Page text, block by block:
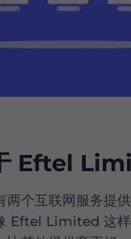
Eftel
两个互联网服务提
Eftel Limited 这